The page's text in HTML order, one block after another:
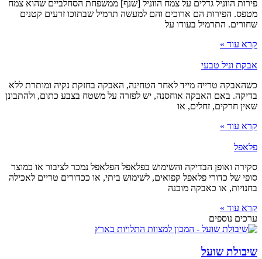
פירות הווניל גדלים על צמח הווניל [שנף] ממשפחת הסחלביים שהוא צמח
מטפס. הפירות הם ארוכים והם למעשה תרמיל שבתוכו זרעים קטנים
שחורים. התרמיל בעודו על
קרא עוד »
אבקת וניל טבעי
כשהאבקה טרייה מייד לאחר הטחינה, האבקה בחזקת נקיה ומותרת ללא
בדיקה. באם האבקה אוחסנה, יש לפזרה על משטח בצבע כתום, ולהתבונן
שאין חרקים, זחלים, או
קרא עוד »
פלאפל
סקירה ואופן הבדיקה והשימוש בפלאפל הפלאפל נמכר לציבור או כמוצר
סופי של כדורי פלאפל קפואים, לשימוש ביתי, או ככדורים טריים לאכילה
בחנויות, או כאבקה מוכנה
קרא עוד »
ערכים נוספים
שיבולת שועל